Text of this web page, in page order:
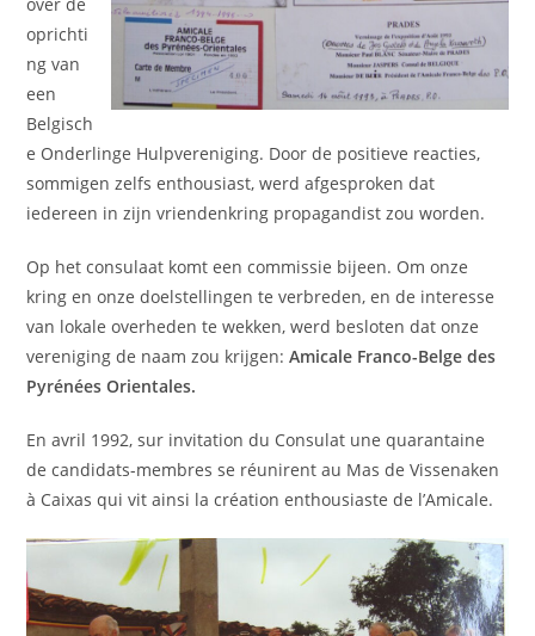
oprichti
ng van
een
Belgisch
e Onderlinge Hulpvereniging. Door de positieve reacties,
sommigen zelfs enthousiast, werd afgesproken dat
iedereen in zijn vriendenkring propagandist zou worden.
Op het consulaat komt een commissie bijeen. Om onze
kring en onze doelstellingen te verbreden, en de interesse
van lokale overheden te wekken, werd besloten dat onze
vereniging de naam zou krijgen:Amicale Franco-Belge des
Pyrénées Orientales.
En avril 1992, sur invitation du Consulat une quarantaine
de candidats-membres se réunirent au Mas de Vissenaken
à Caixas qui vit ainsi la création enthousiaste de l’Amicale.